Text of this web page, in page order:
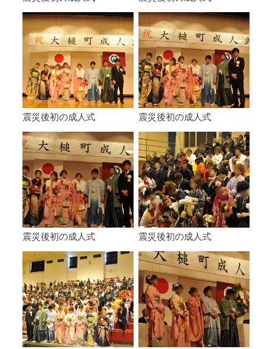
震災後初の成人式 震災後初の成人式
震災後初の成人式 震災後初の成人式